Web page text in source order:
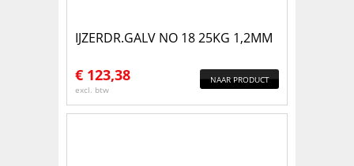
IJZERDR.GALV NO 18 25KG 1,2MM
€ 123,38
excl. btw
NAAR PRODUCT